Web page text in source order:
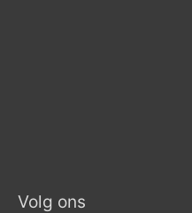
Volg ons